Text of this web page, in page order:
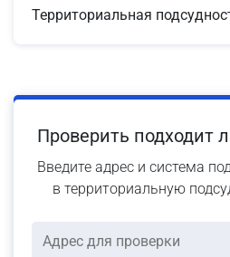
Территориальная
Проверить подходит
Введите адрес и система
в территориальную